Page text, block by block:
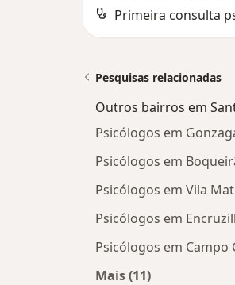
Pesquisas relacionadas
Outros bairros em
Psicólogos em
Psicólogos em
Psicólogos em Vila
Psicólogos em
Psicólogos em Campo
Mais (11)